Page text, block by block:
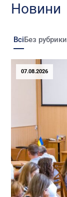
Новини
ВсіБез рубрики
07.08.2026